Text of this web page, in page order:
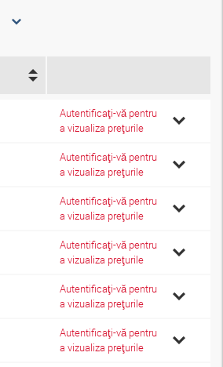
Autentificaţi-vă pentru
a vizualiza preţurile
Autentificaţi-vă pentru
a vizualiza preţurile
Autentificaţi-vă pentru
a vizualiza preţurile
Autentificaţi-vă pentru
a vizualiza preţurile
Autentificaţi-vă pentru
a vizualiza preţurile
Autentificaţi-vă pentru
a vizualiza preţurile